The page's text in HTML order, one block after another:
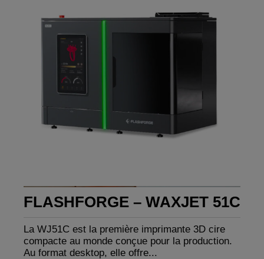
FLASHFORGE – WAXJET 51C
La WJ51C est la première imprimante 3D cire
compacte au monde conçue pour la production.
Au format desktop, elle offre...